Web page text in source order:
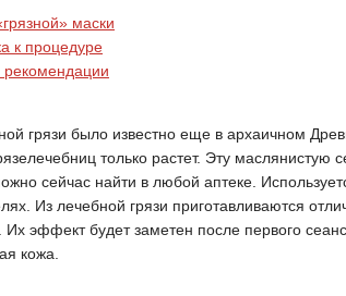
маски
к процедуре
грязи было известно еще в архаичном
только растет. Эту маслянистую
сейчас найти в любой аптеке.
Из лечебной грязи приготавливаются
Их эффект будет заметен после первого
кожа.